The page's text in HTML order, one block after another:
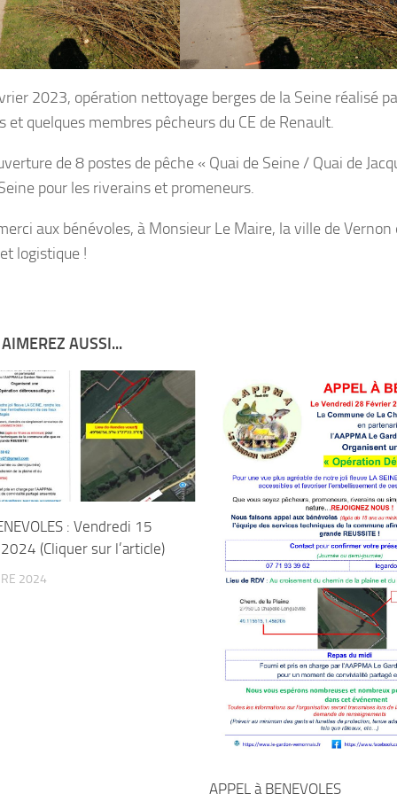
2023, opération nettoyage berges de la Seine réalisé
et quelques membres pêcheurs du CE de Renault.
de 8 postes de pêche « Quai de Seine / Quai de
pour les riverains et promeneurs.
aux bénévoles, à Monsieur Le Maire, la ville de
logistique !
AUSSI...
: Vendredi 15
(Cliquer sur l’article)
2024
APPEL à BENEVOLES